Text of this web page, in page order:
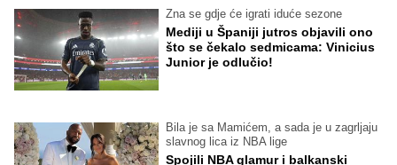
Zna se gdje će igrati iduće sezone
Mediji u Španiji jutros objavili ono
što se čekalo sedmicama: Vinicius
Junior je odlučio!
Bila je sa Mamićem, a sada je u zagrljaju
slavnog lica iz NBA lige
Spojili NBA glamur i balkanski